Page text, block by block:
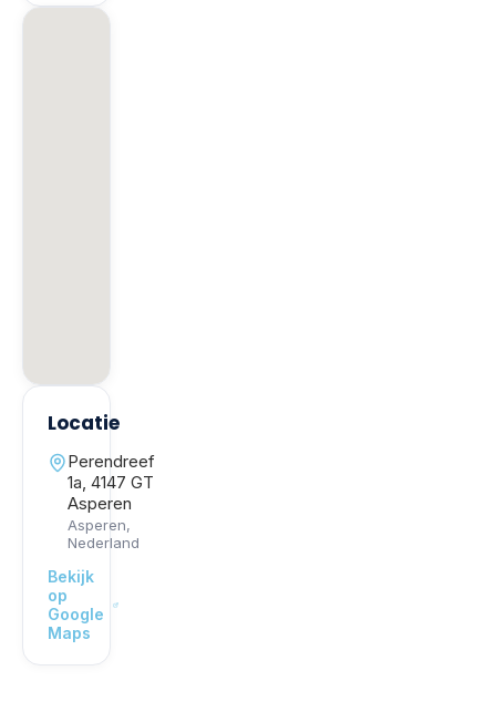
Locatie
Perendreef
1a, 4147 GT
Asperen
Asperen,
Nederland
Bekijk
op
Google
Maps